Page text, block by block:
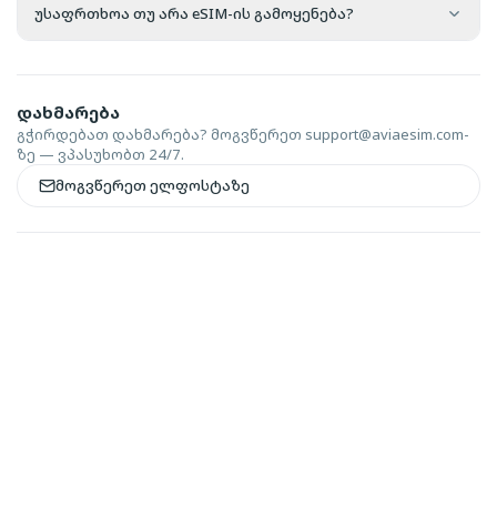
უსაფრთხოა თუ არა eSIM-ის გამოყენება?
დახმარება
გჭირდებათ დახმარება? მოგვწერეთ support@aviaesim.com-
ზე — ვპასუხობთ 24/7.
მოგვწერეთ ელფოსტაზე